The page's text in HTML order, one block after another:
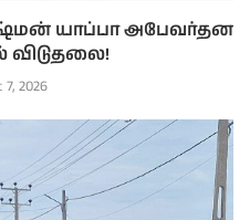
யாப்பா அபேவர்தன
2026